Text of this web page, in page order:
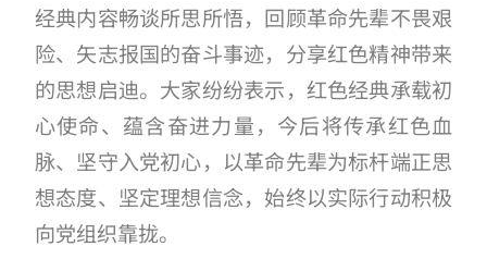
经典内容畅谈所思所悟，回顾革命先辈不畏艰
险、矢志报国的奋斗事迹，分享红色精神带来
的思想启迪。大家纷纷表示，红色经典承载初
心使命、蕴含奋进力量，今后将传承红色血
脉、坚守入党初心，以革命先辈为标杆端正思
想态度、坚定理想信念，始终以实际行动积极
向党组织靠拢。